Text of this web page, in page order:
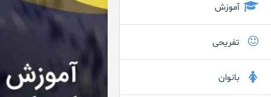
آموزش
تفریحی
بانوان